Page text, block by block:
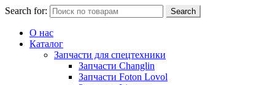
Search for: Search
О нас
Каталог
Запчасти для спецтехники
Запчасти Changlin
Запчасти Foton Lovol